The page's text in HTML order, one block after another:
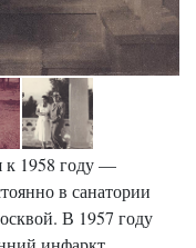
к 1958 году —
в санатории
В 1957 году